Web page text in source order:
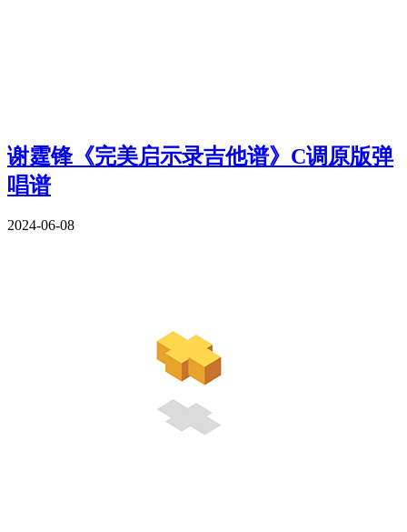
谢霆锋《完美启示录吉他谱》C调原版弹
唱谱
2024-06-08